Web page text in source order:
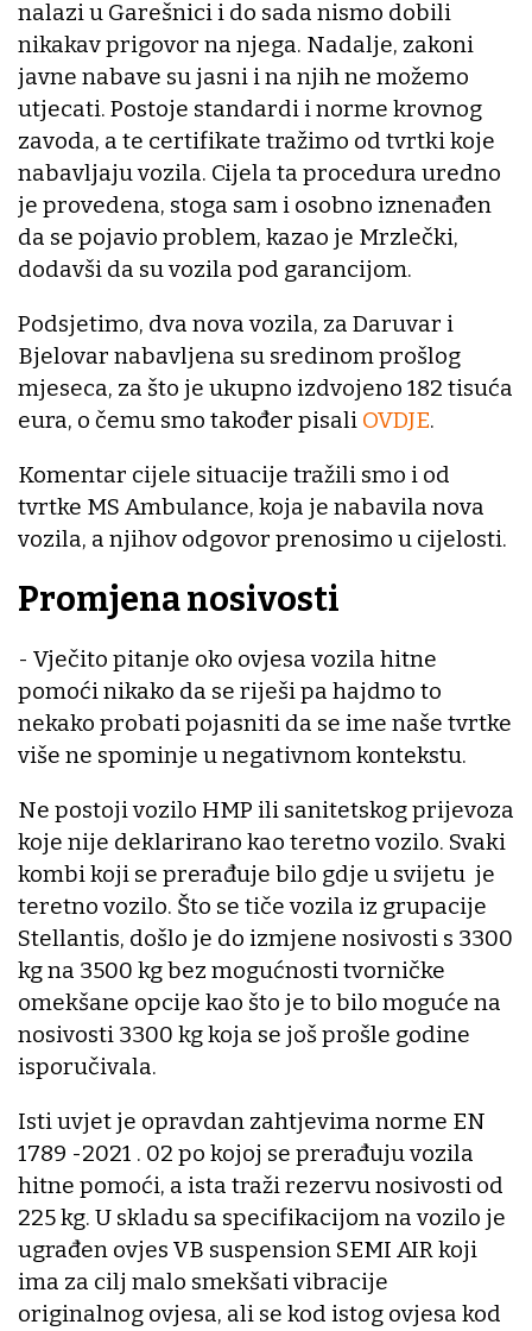
nalazi u Garešnici i do sada nismo dobili
nikakav prigovor na njega. Nadalje, zakoni
javne nabave su jasni i na njih ne možemo
utjecati. Postoje standardi i norme krovnog
zavoda, a te certifikate tražimo od tvrtki koje
nabavljaju vozila. Cijela ta procedura uredno
je provedena, stoga sam i osobno iznenađen
da se pojavio problem, kazao je Mrzlečki,
dodavši da su vozila pod garancijom.
Podsjetimo, dva nova vozila, za Daruvar i
Bjelovar nabavljena su sredinom prošlog
mjeseca, za što je ukupno izdvojeno 182 tisuća
eura, o čemu smo također pisali OVDJE.
Komentar cijele situacije tražili smo i od
tvrtke MS Ambulance, koja je nabavila nova
vozila, a njihov odgovor prenosimo u cijelosti.
Promjena nosivosti
- Vječito pitanje oko ovjesa vozila hitne
pomoći nikako da se riješi pa hajdmo to
nekako probati pojasniti da se ime naše tvrtke
više ne spominje u negativnom kontekstu.
Ne postoji vozilo HMP ili sanitetskog prijevoza
koje nije deklarirano kao teretno vozilo. Svaki
kombi koji se prerađuje bilo gdje u svijetu je
teretno vozilo. Što se tiče vozila iz grupacije
Stellantis, došlo je do izmjene nosivosti s 3300
kg na 3500 kg bez mogućnosti tvorničke
omekšane opcije kao što je to bilo moguće na
nosivosti 3300 kg koja se još prošle godine
isporučivala.
Isti uvjet je opravdan zahtjevima norme EN
1789 -2021 . 02 po kojoj se prerađuju vozila
hitne pomoći, a ista traži rezervu nosivosti od
225 kg. U skladu sa specifikacijom na vozilo je
ugrađen ovjes VB suspension SEMI AIR koji
ima za cilj malo smekšati vibracije
originalnog ovjesa, ali se kod istog ovjesa kod